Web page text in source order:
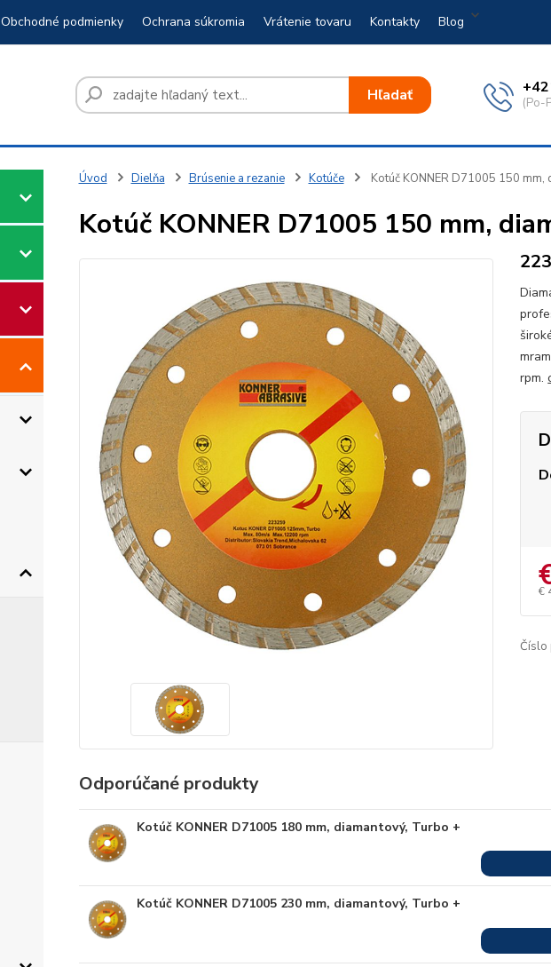
Obchodné podmienky Ochrana súkromia Vrátenie tovaru Kontakty Blog
Hľadať (Po-
Úvod Dielňa Brúsenie a rezanie Kotúče Kotúč KONNER D71005 150
Kotúč KONNER D71005 150 mm,
rpm.
€
Číslo
Odporúčané produkty
Kotúč KONNER D71005 180 mm, diamantový, Turbo +
Kotúč KONNER D71005 230 mm, diamantový, Turbo +